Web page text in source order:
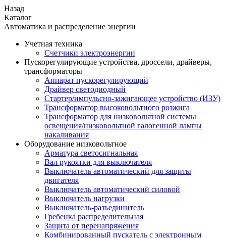
Назад
Каталог
Автоматика и распределение энергии
Учетная техника
Счетчики электроэнергии
Пускорегулирующие устройства, дроссели, драйверы,
трансформаторы
Аппарат пускорегулирующий
Драйвер светодиодный
Стартер/импульсно-зажигающее устройство (ИЗУ)
Трансформатор высоковольтного розжига
Трансформатор для низковольтной системы
освещения/низковольтной галогенной лампы
накаливания
Оборудование низковольтное
Арматура светосигнальная
Вал рукоятки для выключателя
Выключатель автоматический для защиты
двигателя
Выключатель автоматический силовой
Выключатель нагрузки
Выключатель-разъединитель
Гребенка распределительная
Защита от перенапряжения
Комбинированный пускатель с электронным